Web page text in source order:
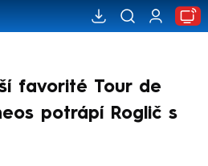
favorité Tour de
potrápí Roglič s